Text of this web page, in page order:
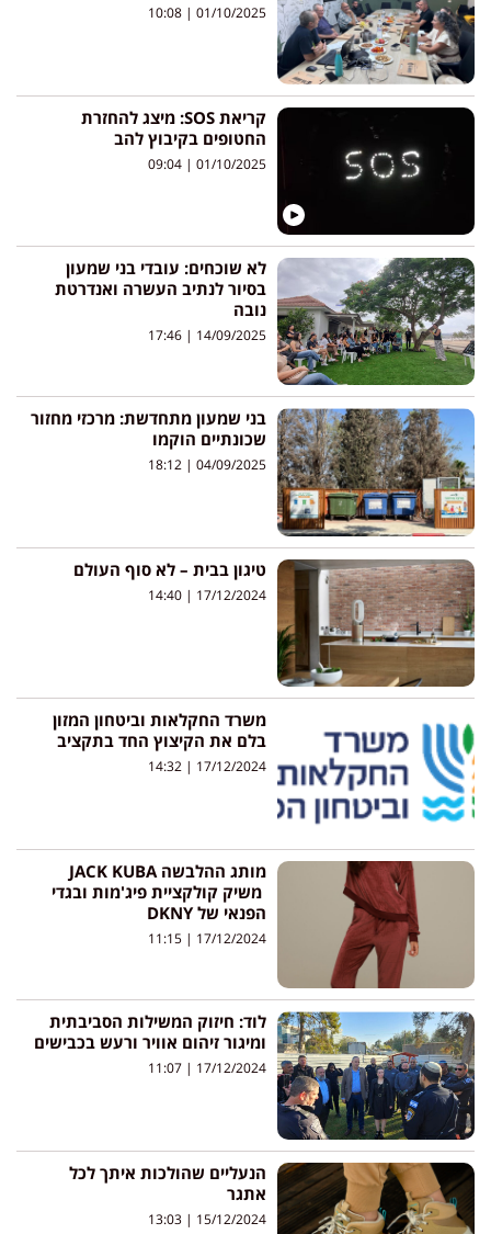
01/10/2025
קריאת SOS: מיצג להחזרת
החטופים בקיבוץ להב
01/10/2025
לא שוכחים: עובדי בני שמעון
בסיור לנתיב העשרה ואנדרטת
נובה
14/09/2025
בני שמעון מתחדשת: מרכזי מחזור
שכונתיים הוקמו
04/09/2025
טיגון בבית – לא סוף העולם
17/12/2024
משרד החקלאות וביטחון המזון
בלם את הקיצוץ החד בתקציב
17/12/2024
מותג ההלבשה JACK KUBA
משיק קולקציית פיג'מות ובגדי
הפנאי של DKNY
17/12/2024
לוד: חיזוק המשילות הסביבתית
ומיגור זיהום אוויר ורעש בכבישים
17/12/2024
הנעליים שהולכות איתך לכל
אתגר
15/12/2024